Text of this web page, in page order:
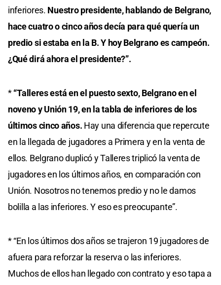
inferiores. Nuestro presidente, hablando de Belgrano,
hace cuatro o cinco años decía para qué quería un
predio si estaba en la B. Y hoy Belgrano es campeón.
¿Qué dirá ahora el presidente?”.
*“Talleres está en el puesto sexto, Belgrano en el
noveno y Unión 19, en la tabla de inferiores de los
últimos cinco años. Hay una diferencia que repercute
en la llegada de jugadores a Primera y en la venta de
ellos. Belgrano duplicó y Talleres triplicó la venta de
jugadores en los últimos años, en comparación con
Unión. Nosotros no tenemos predio y no le damos
bolilla a las inferiores. Y eso es preocupante”.
* “En los últimos dos años se trajeron 19 jugadores de
afuera para reforzar la reserva o las inferiores.
Muchos de ellos han llegado con contrato y eso tapa a